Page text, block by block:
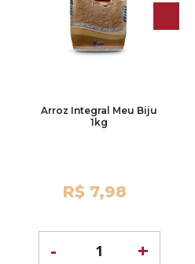
Arroz Integral Meu Biju
1kg
R$ 7,98
+
-